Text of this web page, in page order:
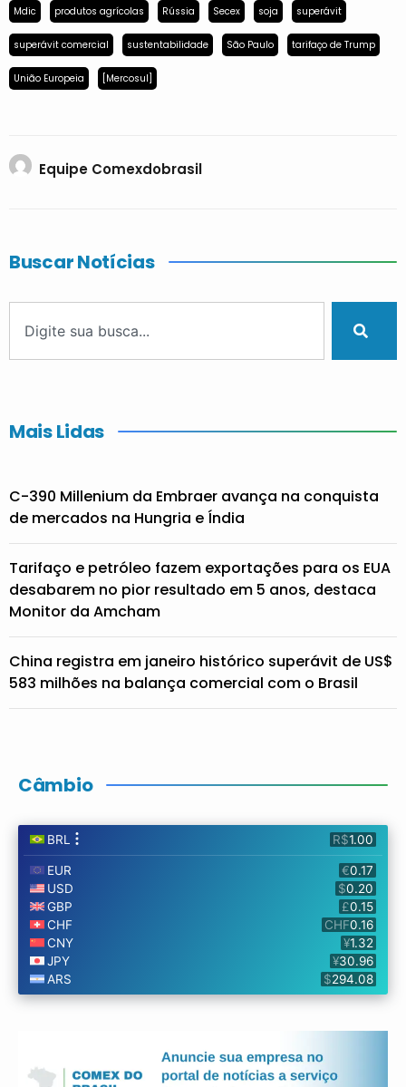
Mdic produtos agrícolas Rússia Secex soja superávit
superávit comercial sustentabilidade São Paulo tarifaço de Trump
União Europeia [Mercosul]
Equipe Comexdobrasil
Buscar Notícias
Mais Lidas
C-390 Millenium da Embraer avança na conquista
de mercados na Hungria e Índia
Tarifaço e petróleo fazem exportações para os EUA
desabarem no pior resultado em 5 anos, destaca
Monitor da Amcham
China registra em janeiro histórico superávit de US$
583 milhões na balança comercial com o Brasil
Câmbio